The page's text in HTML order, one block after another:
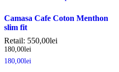
Camasa Cafe Coton Menthon
slim fit
Retail: 550,00lei
180,00lei
180,00lei